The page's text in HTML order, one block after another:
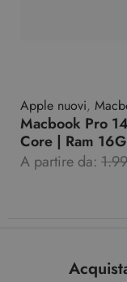
Apple nuovi,
Macbook Pro
Core | Ram
A partire da: